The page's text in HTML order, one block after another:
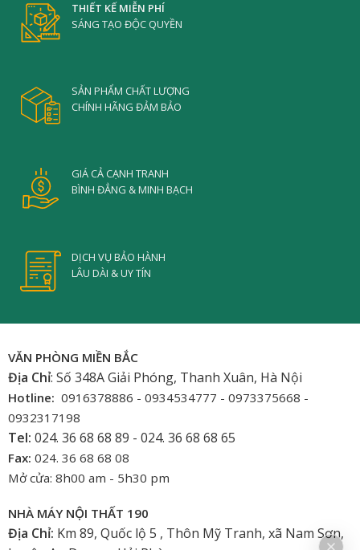
THIẾT KẾ MIỄN PHÍ
SÁNG TẠO ĐỘC QUYỀN
SẢN PHẨM CHẤT LƯỢNG
CHÍNH HÃNG ĐẢM BẢO
GIÁ CẢ CẠNH TRANH
BÌNH ĐẲNG & MINH BẠCH
DỊCH VỤ BẢO HÀNH
LÂU DÀI & UY TÍN
VĂN PHÒNG MIỀN BẮC
Địa Chỉ: Số 348A Giải Phóng, Thanh Xuân, Hà Nội
Hotline: 0916378886 - 0934534777 - 0973375668 -
0932317198
Tel: 024. 36 68 68 89 - 024. 36 68 68 65
Fax: 024. 36 68 68 08
Mở cửa: 8h00 am - 5h30 pm
NHÀ MÁY NỘI THẤT 190
Địa Chỉ: Km 89, Quốc lộ 5 , Thôn Mỹ Tranh, xã Nam Sơn,